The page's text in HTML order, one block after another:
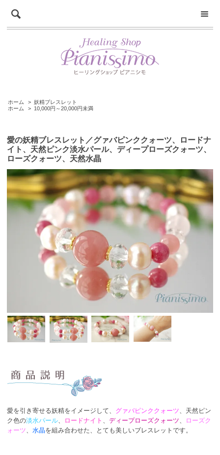
ホーム > 妖精ブレスレット
ホーム
> 10,000円～20,000円未満
愛の妖精ブレスレット／グァバピンククォーツ、ロードナ
イト、天然ピンク淡水パール、ディープローズクォーツ、
ローズクォーツ、天然水晶
愛を引き寄せる妖精をイメージして、 グァバピンククォーツ 、天然ピン
ク色の淡水パール ロードナイト ディープローズクォーツ
ローズク
ォーツ
水晶を組み合わせた、とても美しいブレスレットです。